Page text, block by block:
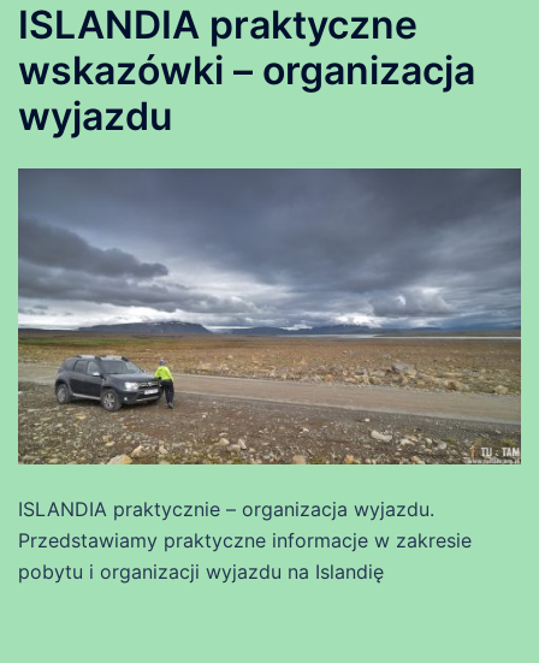
ISLANDIA praktyczne
wskazówki – organizacja
wyjazdu
ISLANDIA praktycznie – organizacja wyjazdu.
Przedstawiamy praktyczne informacje w zakresie
pobytu i organizacji wyjazdu na Islandię